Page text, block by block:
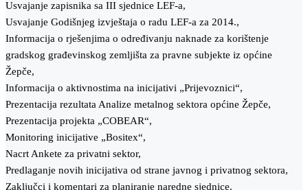
Usvajanje zapisnika sa III sjednice LEF-a,
Usvajanje Godišnjeg izvještaja o radu LEF-a za 2014.,
Informacija o rješenjima o određivanju naknade za korištenje
gradskog građevinskog zemljišta za pravne subjekte iz općine
Žepče,
Informacija o aktivnostima na inicijativi „Prijevoznici“,
Prezentacija rezultata Analize metalnog sektora općine Žepče,
Prezentacija projekta „COBEAR“,
Monitoring inicijative „Bositex“,
Nacrt Ankete za privatni sektor,
Predlaganje novih inicijativa od strane javnog i privatnog sektora,
Zaključci i komentari za planiranje naredne sjednice.